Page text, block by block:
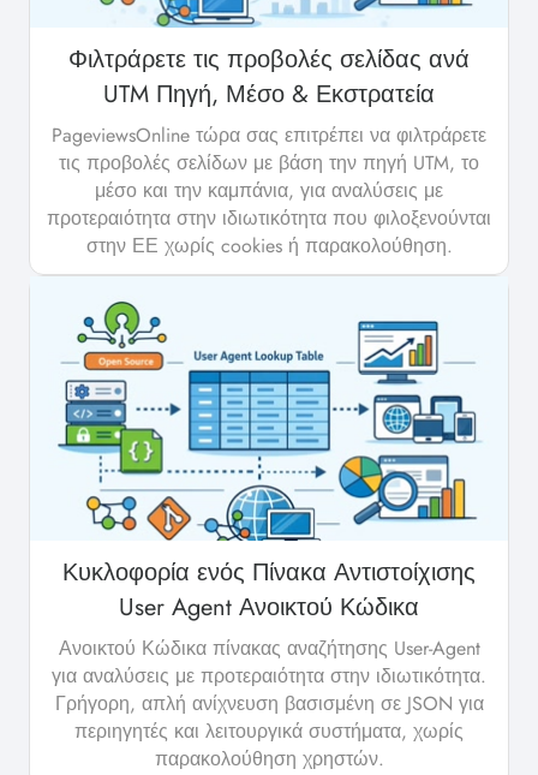
Φιλτράρετε τις προβολές σελίδας ανά
UTM Πηγή, Μέσο & Εκστρατεία
PageviewsOnline τώρα σας επιτρέπει να φιλτράρετε
τις προβολές σελίδων με βάση την πηγή UTM, το
μέσο και την καμπάνια, για αναλύσεις με
προτεραιότητα στην ιδιωτικότητα που φιλοξενούνται
στην ΕΕ χωρίς cookies ή παρακολούθηση.
Κυκλοφορία ενός Πίνακα Αντιστοίχισης
User Agent Ανοικτού Κώδικα
Ανοικτού Κώδικα πίνακας αναζήτησης User-Agent
για αναλύσεις με προτεραιότητα στην ιδιωτικότητα.
Γρήγορη, απλή ανίχνευση βασισμένη σε JSON για
περιηγητές και λειτουργικά συστήματα, χωρίς
παρακολούθηση χρηστών.